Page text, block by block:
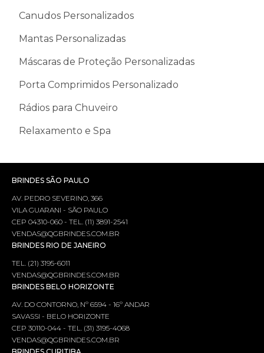
Canudos Personalizados
Mantas Personalizadas
Máscaras de Proteção Personalizadas
Porta Comprimidos Personalizado
Rádios para Chuveiro
Relaxamento e Spa
BRINDES SÃO PAULO
AV. PEDRO SEVERINO, 366
VILA GUARANI - SÃO PAULO
CEP 04310-060 - TEL. (11) 3891-2541
VENDAS@QGBRINDES.COM.BR
BRINDES RIO DE JANEIRO
TEL. (21) 3195-6011
VENDAS@QGBRINDES.COM.BR
BRINDES BELO HORIZONTE
AV. DO CONTORNO, Nº 6594 - 16º ANDAR
SAVASSI - BELO HORIZONTE
CEP 30110-044 - TEL. (31) 3195-4068
VENDAS@QGBRINDES.COM.BR